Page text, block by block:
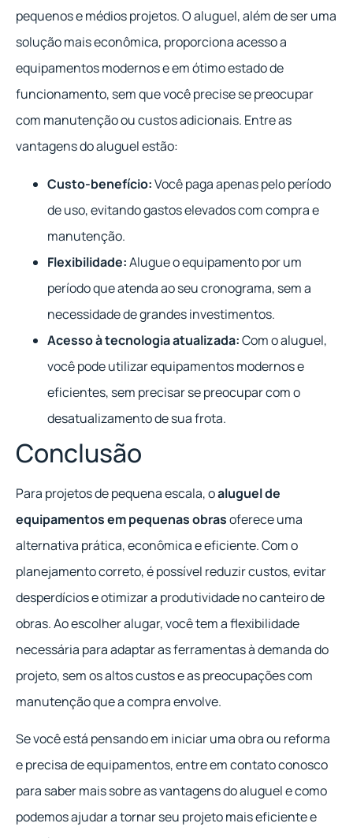
pequenos e médios projetos. O aluguel, além de ser uma
solução mais econômica, proporciona acesso a
equipamentos modernos e em ótimo estado de
funcionamento, sem que você precise se preocupar
com manutenção ou custos adicionais. Entre as
vantagens do aluguel estão:
Custo-benefício:Você paga apenas pelo período
de uso, evitando gastos elevados com compra e
manutenção.
Flexibilidade:Alugue o equipamento por um
período que atenda ao seu cronograma, sem a
necessidade de grandes investimentos.
Acesso à tecnologia atualizada:Com o aluguel,
você pode utilizar equipamentos modernos e
eficientes, sem precisar se preocupar com o
desatualizamento de sua frota.
Conclusão
Para projetos de pequena escala, oaluguel de
equipamentos em pequenas obrasoferece uma
alternativa prática, econômica e eficiente. Com o
planejamento correto, é possível reduzir custos, evitar
desperdícios e otimizar a produtividade no canteiro de
obras. Ao escolher alugar, você tem a flexibilidade
necessária para adaptar as ferramentas à demanda do
projeto, sem os altos custos e as preocupações com
manutenção que a compra envolve.
Se você está pensando em iniciar uma obra ou reforma
e precisa de equipamentos, entre em contato conosco
para saber mais sobre as vantagens do aluguel e como
podemos ajudar a tornar seu projeto mais eficiente e